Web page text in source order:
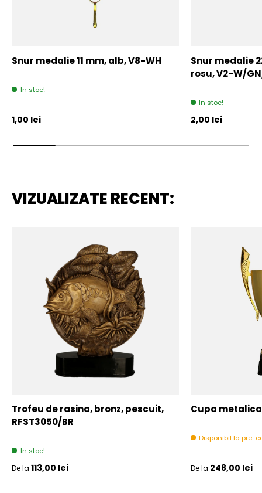
Snur medalie 11 mm, alb, V8-WH
In stoc!
Pret initial
1,00 lei
Snur medalie
rosu, V2-W/
In stoc!
Pret initial
2,00 lei
VIZUALIZATE RECENT:
Trofeu de rasina, bronz, pescuit,
RFST3050/BR
In stoc!
Pret initial
De la 113,00 lei
Cupa
Disponibil la pre-
Pret initial
De la 248,00 lei